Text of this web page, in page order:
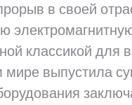
в своей
классикой для
выпустила